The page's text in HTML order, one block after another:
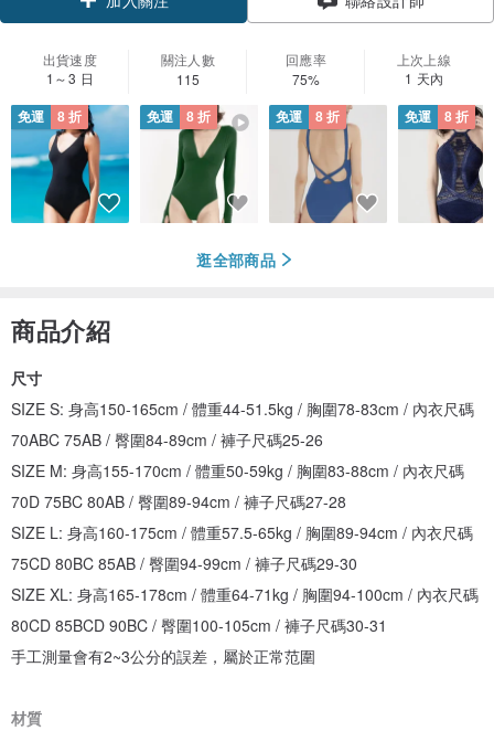
加入關注
出貨速度
1～3 日
關注人數
115
回應率
75%
上次上線
1 天內
免運 8 折 免運 8 折 免運 8 折 免運 8 折
逛全部商品
商品介紹
尺寸
SIZE S: 身高150-165cm / 體重44-51.5kg / 胸圍78-83cm / 內衣尺碼
70ABC 75AB / 臀圍84-89cm / 褲子尺碼25-26
SIZE M: 身高155-170cm / 體重50-59kg / 胸圍83-88cm / 內衣尺碼
70D 75BC 80AB / 臀圍89-94cm / 褲子尺碼27-28
SIZE L: 身高160-175cm / 體重57.5-65kg / 胸圍89-94cm / 內衣尺碼
75CD 80BC 85AB / 臀圍94-99cm / 褲子尺碼29-30
SIZE XL: 身高165-178cm / 體重64-71kg / 胸圍94-100cm / 內衣尺碼
80CD 85BCD 90BC / 臀圍100-105cm / 褲子尺碼30-31
手工測量會有2~3公分的誤差，屬於正常范圍
材質